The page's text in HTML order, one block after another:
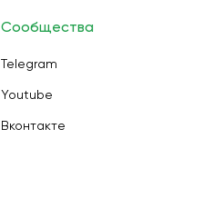
Сообщества
Telegram
Youtube
Вконтакте